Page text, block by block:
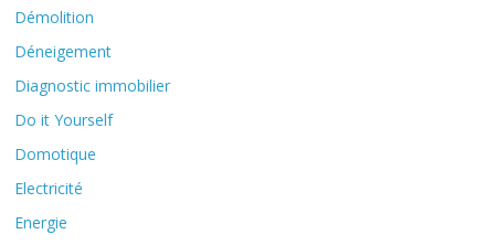
Démolition
Déneigement
Diagnostic immobilier
Do it Yourself
Domotique
Electricité
Energie